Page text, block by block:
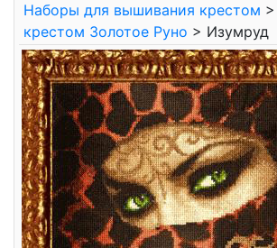
Наборы для вышивания крестом >
крестом Золотое Руно > Изумруд